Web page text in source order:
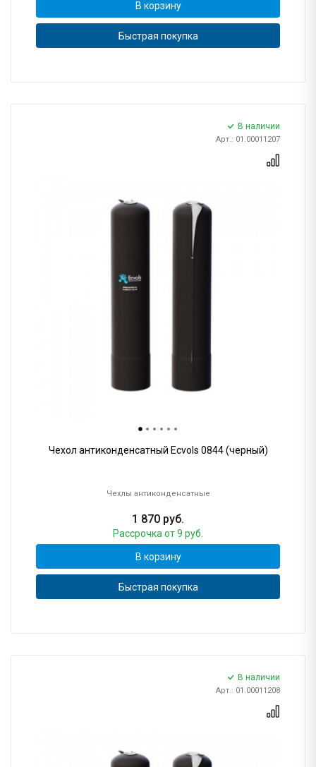
В корзину
Быстрая покупка
В наличии
Арт.: 01.00011207
Чехол антиконденсатный Ecvols 0844 (черный)
Чехлы антиконденсатные
1 870 руб.
Рассрочка от 9 руб.
В корзину
Быстрая покупка
В наличии
Арт.: 01.00011208